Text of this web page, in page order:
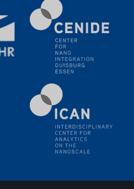
in photoexcited ZnO
X-ray absorption
des Zellner-
Preisträgerin: Dr. Viktorija
Maximilians-Universität München